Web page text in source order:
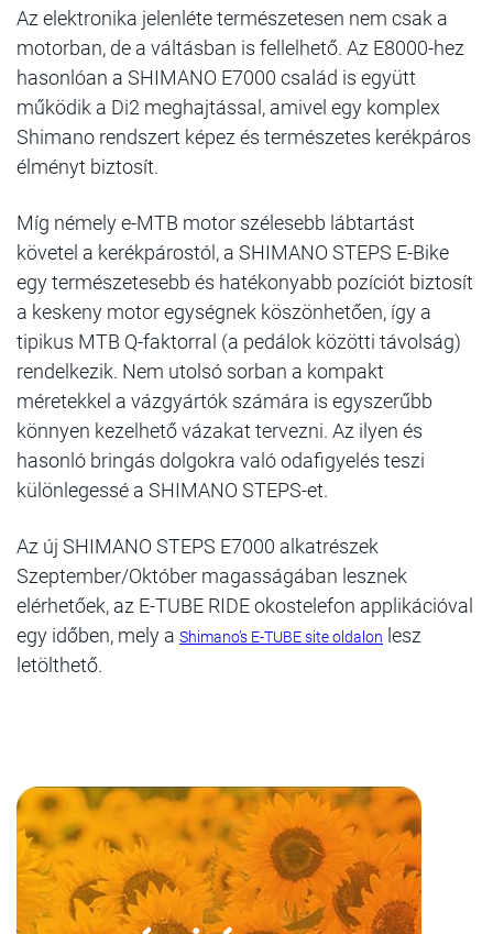
Az elektronika jelenléte természetesen nem csak a
motorban, de a váltásban is fellelhető. Az E8000-hez
hasonlóan a SHIMANO E7000 család is együtt
működik a Di2 meghajtással, amivel egy komplex
Shimano rendszert képez és természetes kerékpáros
élményt biztosít.
Míg némely e-MTB motor szélesebb lábtartást
követel a kerékpárostól, a SHIMANO STEPS E-Bike
egy természetesebb és hatékonyabb pozíciót biztosít
a keskeny motor egységnek köszönhetően, így a
tipikus MTB Q-faktorral (a pedálok közötti távolság)
rendelkezik. Nem utolsó sorban a kompakt
méretekkel a vázgyártók számára is egyszerűbb
könnyen kezelhető vázakat tervezni. Az ilyen és
hasonló bringás dolgokra való odafigyelés teszi
különlegessé a SHIMANO STEPS-et.
Az új SHIMANO STEPS E7000 alkatrészek
Szeptember/Október magasságában lesznek
elérhetőek, az E-TUBE RIDE okostelefon applikációval
egy időben, mely a Shimano’s E-TUBE site oldalon lesz
letölthető.